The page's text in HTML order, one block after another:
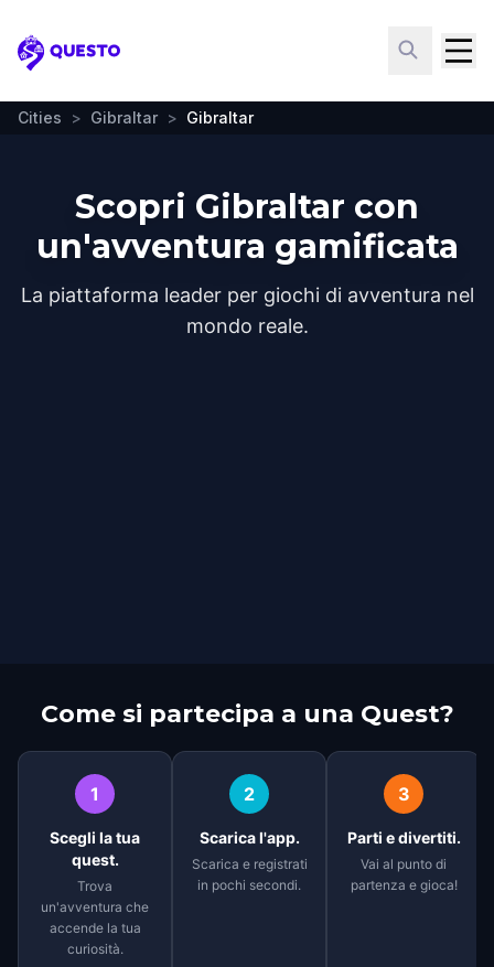
Questo
Cities > Gibraltar > Gibraltar
Scopri Gibraltar con
un'avventura gamificata
La piattaforma leader per giochi di avventura nel
mondo reale.
Come si partecipa a una Quest?
1
Scegli la tua
quest.
Trova
un'avventura che
accende la tua
curiosità.
2
Scarica l'app.
Scarica e registrati
in pochi secondi.
3
Parti e divertiti.
Vai al punto di
partenza e gioca!